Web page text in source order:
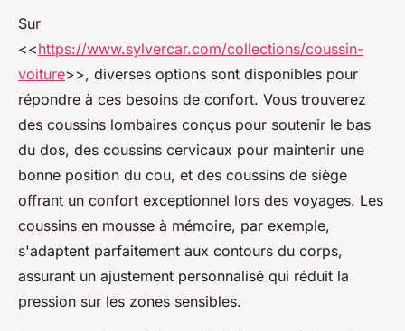
Sur
<<https://www.sylvercar.com/collections/coussin-
voiture>>, diverses options sont disponibles pour
répondre à ces besoins de confort. Vous trouverez
des coussins lombaires conçus pour soutenir le bas
du dos, des coussins cervicaux pour maintenir une
bonne position du cou, et des coussins de siège
offrant un confort exceptionnel lors des voyages. Les
coussins en mousse à mémoire, par exemple,
s'adaptent parfaitement aux contours du corps,
assurant un ajustement personnalisé qui réduit la
pression sur les zones sensibles.